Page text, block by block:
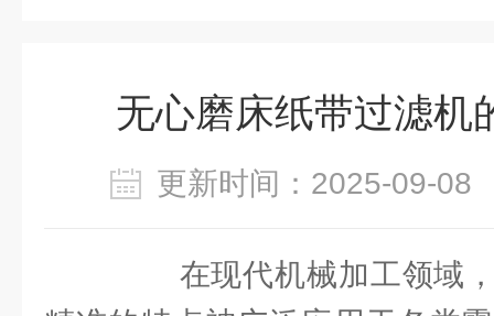
无心磨床纸带过滤机
更新时间：2025-09-
在现代机械加工领域，